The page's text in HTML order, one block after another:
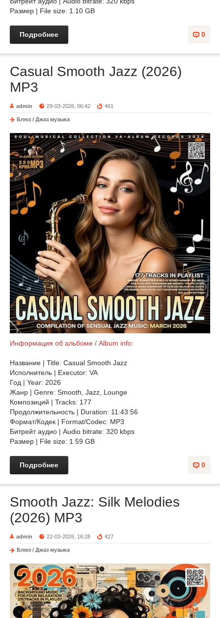
Размер | File size: 1.10 GB
0
Подробнее
Casual Smooth Jazz (2026)
MP3
admin 29-03-2026, 06:42 461
Блюз / Джаз музыка
Информация об альбоме / Album info:
Название | Title: Casual Smooth Jazz
Исполнитель | Executor: VA
Год | Year: 2026
Жанр | Genre: Smooth, Jazz, Lounge
Композиций | Tracks: 177
Продолжительность | Duration: 11:43:56
Формат/Кодек | Format/Codec: MP3
Битрейт аудио | Audio bitrate: 320 kbps
Размер | File size: 1.59 GB
0
Подробнее
Smooth Jazz: Silk Melodies
(2026) MP3
admin 22-03-2026, 16:28 427
Блюз / Джаз музыка